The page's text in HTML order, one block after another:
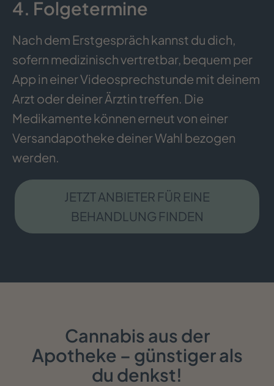
4. Folgetermine
Nach dem Erstgespräch kannst du dich,
sofern medizinisch vertretbar, bequem per
App in einer Videosprechstunde mit deinem
Arzt oder deiner Ärztin treffen. Die
Medikamente können erneut von einer
Versandapotheke deiner Wahl bezogen
werden.
JETZT ANBIETER FÜR EINE
BEHANDLUNG FINDEN
Cannabis aus der
Apotheke – günstiger als
du denkst!